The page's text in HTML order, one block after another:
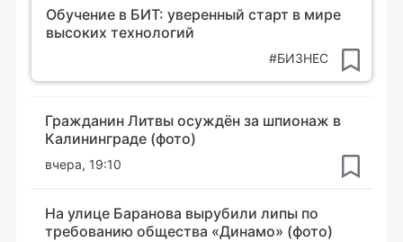
Обучение в БИТ: уверенный старт в мире
высоких технологий
#БИЗНЕС
Гражданин Литвы осуждён за шпионаж в
Калининграде (фото)
вчера, 19:10
На улице Баранова вырубили липы по
требованию общества «Динамо» (фото)